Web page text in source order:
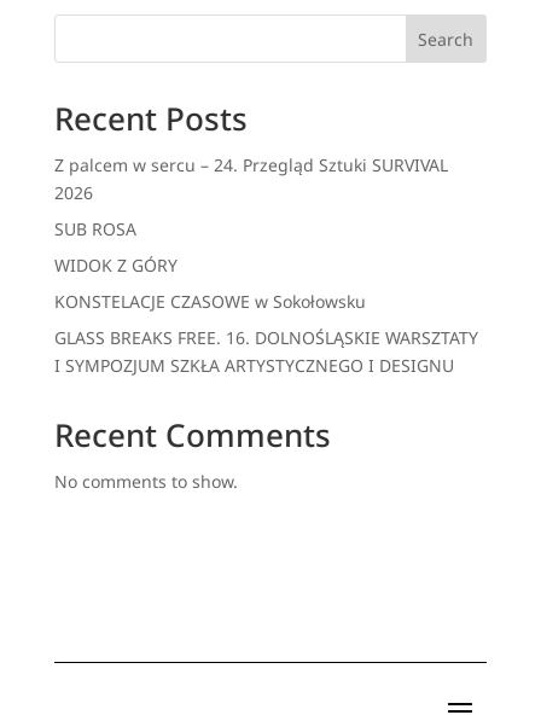
Search
Recent Posts
Z palcem w sercu – 24. Przegląd Sztuki SURVIVAL
2026
SUB ROSA
WIDOK Z GÓRY
KONSTELACJE CZASOWE w Sokołowsku
GLASS BREAKS FREE. 16. DOLNOŚLĄSKIE WARSZTATY
I SYMPOZJUM SZKŁA ARTYSTYCZNEGO I DESIGNU
Recent Comments
No comments to show.